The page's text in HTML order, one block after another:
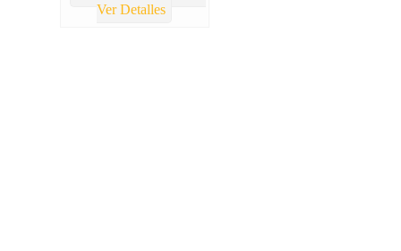
Ver Detalles